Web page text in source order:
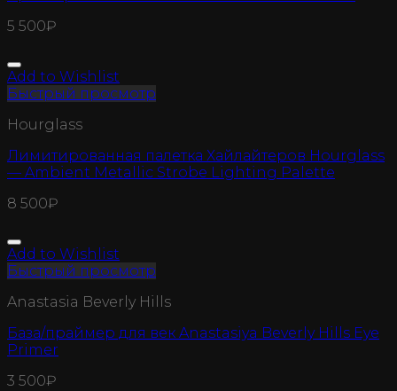
5 500₽
Add to Wishlist
Быстрый просмотр
Hourglass
Лимитированная палетка Хайлайтеров Hourglass
— Ambient Metallic Strobe Lighting Palette
8 500₽
Add to Wishlist
Быстрый просмотр
Anastasia Beverly Hills
База/праймер для век Anastasiya Beverly Hills Eye
Primer
3 500₽